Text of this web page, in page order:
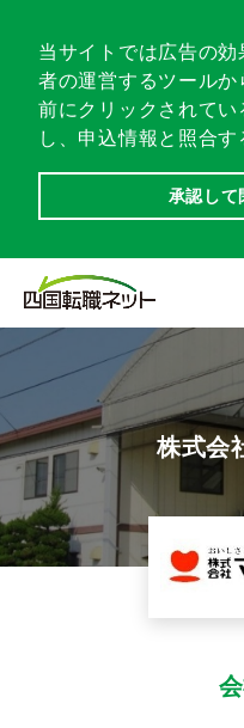
当サイトでは広告の
者の運営するツールか
前にクリックされて
し、申込情報と照合す
承認して
株式会
総合トップ
各地域トップ
転職相談会／イベント
転職支援サービスに申
四国優良企業チャンネル
転職支援サービス紹介
会社案内
サイトマップ
愛媛
(中予・南予)
香川